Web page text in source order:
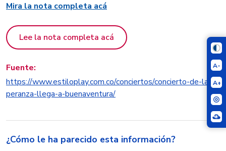
A-
A+
Mira la nota completa acá
Lee la nota completa acá
Fuente:
https://www.estiloplay.com.co/conciertos/concierto-de-la-es
peranza-llega-a-buenaventura/
¿Cómo le ha parecido esta información?